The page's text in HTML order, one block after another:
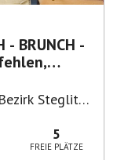
Steglitz-
5
FREIE PLÄTZE